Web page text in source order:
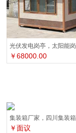
￥68000.00
￥面议